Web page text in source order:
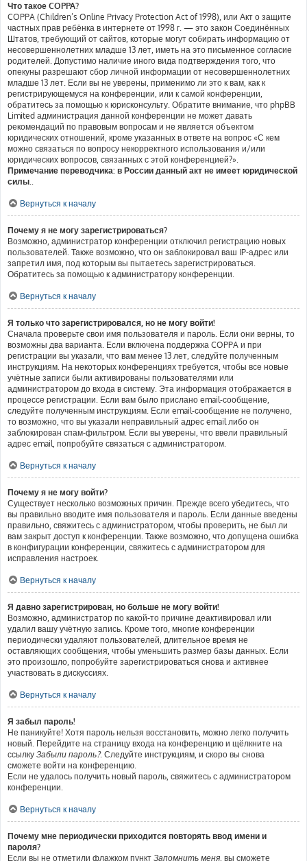
Что такое COPPA?
COPPA (Children’s Online Privacy Protection Act of 1998), или Акт о защите
частных прав ребёнка в интернете от 1998 г. — это закон Соединённых
Штатов, требующий от сайтов, которые могут собирать информацию от
несовершеннолетних младше 13 лет, иметь на это письменное согласие
родителей. Допустимо наличие иного вида подтверждения того, что
опекуны разрешают сбор личной информации от несовершеннолетних
младше 13 лет. Если вы не уверены, применимо ли это к вам, как к
регистрирующемуся на конференции, или к самой конференции,
обратитесь за помощью к юрисконсульту. Обратите внимание, что phpBB
Limited администрация данной конференции не может давать
рекомендаций по правовым вопросам и не является объектом
юридических отношений, кроме указанных в ответе на вопрос «С кем
можно связаться по вопросу некорректного использования и/или
юридических вопросов, связанных с этой конференцией?».
Примечание переводчика: в России данный акт не имеет юридической
силы..
Вернуться к началу
Почему я не могу зарегистрироваться?
Возможно, администратор конференции отключил регистрацию новых
пользователей. Также возможно, что он заблокировал ваш IP-адрес или
запретил имя, под которым вы пытаетесь зарегистрироваться.
Обратитесь за помощью к администратору конференции.
Вернуться к началу
Я только что зарегистрировался, но не могу войти!
Сначала проверьте свои имя пользователя и пароль. Если они верны, то
возможны два варианта. Если включена поддержка COPPA и при
регистрации вы указали, что вам менее 13 лет, следуйте полученным
инструкциям. На некоторых конференциях требуется, чтобы все новые
учётные записи были активированы пользователями или
администратором до входа в систему. Эта информация отображается в
процессе регистрации. Если вам было прислано email-сообщение,
следуйте полученным инструкциям. Если email-сообщение не получено,
то возможно, что вы указали неправильный адрес email либо он
заблокирован спам-фильтром. Если вы уверены, что ввели правильный
адрес email, попробуйте связаться с администратором.
Вернуться к началу
Почему я не могу войти?
Существует несколько возможных причин. Прежде всего убедитесь, что
вы правильно вводите имя пользователя и пароль. Если данные введены
правильно, свяжитесь с администратором, чтобы проверить, не был ли
вам закрыт доступ к конференции. Также возможно, что допущена ошибка
в конфигурации конференции, свяжитесь с администратором для
исправления настроек.
Вернуться к началу
Я давно зарегистрирован, но больше не могу войти!
Возможно, администратор по какой-то причине деактивировал или
удалил вашу учётную запись. Кроме того, многие конференции
периодически удаляют пользователей, длительное время не
оставляющих сообщения, чтобы уменьшить размер базы данных. Если
это произошло, попробуйте зарегистрироваться снова и активнее
участвовать в дискуссиях.
Вернуться к началу
Я забыл пароль!
Не паникуйте! Хотя пароль нельзя восстановить, можно легко получить
новый. Перейдите на страницу входа на конференцию и щёлкните на
ссылку Забыли пароль?. Следуйте инструкциям, и скоро вы снова
сможете войти на конференцию.
Если не удалось получить новый пароль, свяжитесь с администратором
конференции.
Вернуться к началу
Почему мне периодически приходится повторять ввод имени и
пароля?
Если вы не отметили флажком пункт Запомнить меня, вы сможете